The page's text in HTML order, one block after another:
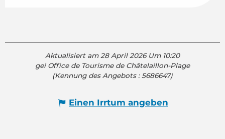
Aktualisiert am 28 April 2026 Um 10:20
gei Office de Tourisme de Châtelaillon-Plage
(Kennung des Angebots :5686647)
Einen Irrtum angeben